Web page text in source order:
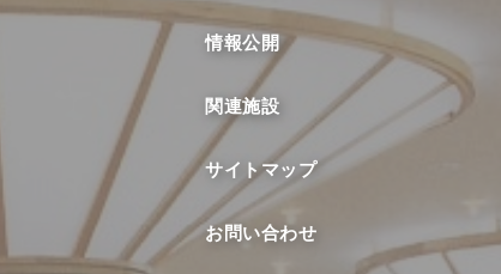
情報公開
関連施設
サイトマップ
お問い合わせ